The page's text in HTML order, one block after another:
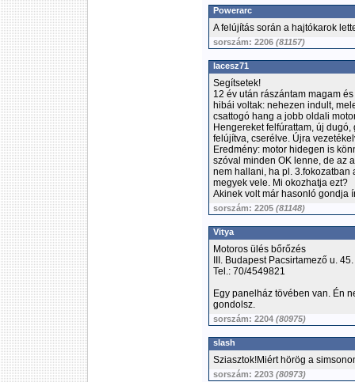
Powerarc
A felújítás során a hajtókarok
sorszám: 2206 (81157)
lacesz71
Segítsetek!
12 év után rászántam magam
hibái voltak: nehezen indult,
csattogó hang a jobb oldali
Hengereket felfúrattam, új
felújítva, cserélve. Újra
Eredmény: motor hidegen is
szóval minden OK lenne, de az
nem hallani, ha pl. 3.fokozatban
megyek vele. Mi okozhatja ezt?
Akinek volt már hasonló gondja
sorszám: 2205 (81148)
Vitya
Motoros ülés bőrőzés
III. Budapest Pacsirtamező u. 45.
Tel.: 70/4549821
Egy panelház tövében van. Én
gondolsz.
sorszám: 2204 (80975)
slash
Sziasztok!Miért hörög a
sorszám: 2203 (80973)